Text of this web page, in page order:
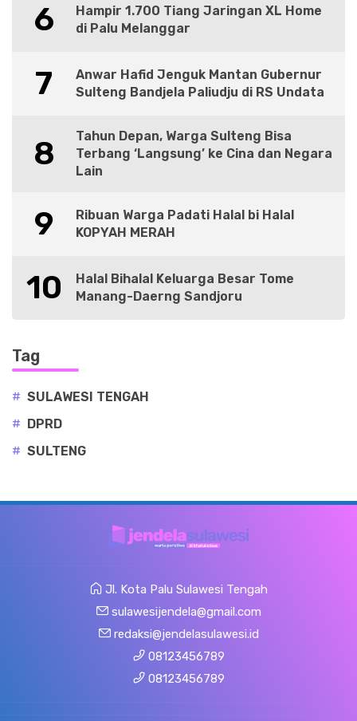
6
Hampir 1.700 Tiang Jaringan XL Home
di Palu Melanggar
7
Anwar Hafid Jenguk Mantan Gubernur
Sulteng Bandjela Paliudju di RS Undata
8
Tahun Depan, Warga Sulteng Bisa
Terbang ‘Langsung’ ke Cina dan Negara
Lain
9
Ribuan Warga Padati Halal bi Halal
KOPYAH MERAH
10
Halal Bihalal Keluarga Besar Tome
Manang-Daerng Sandjoru
Tag
# SULAWESI TENGAH
#
DPRD
# SULTENG
Jl. Kota Palu Sulawesi Tengah
sulawesijendela@gmail.com
redaksi@jendelasulawesi.id
08123456789
08123456789